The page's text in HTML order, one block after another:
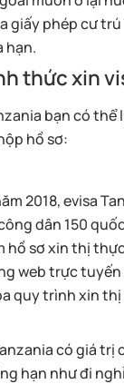
giấy phép cư
hạn.
thức xin
bạn có thể
hồ sơ:
2018, evisa
dân 150
hồ sơ xin thị
web trực
quy trình xin
có giá trị
hạn như đi